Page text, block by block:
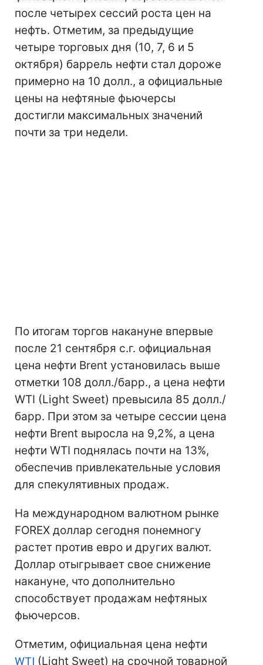
после четырех сессий роста цен на
нефть. Отметим, за предыдущие
четыре торговых дня (10, 7, 6 и 5
октября) баррель нефти стал дороже
примерно на 10 долл., а официальные
цены на нефтяные фьючерсы
достигли максимальных значений
почти за три недели.
По итогам торгов накануне впервые
после 21 сентября с.г. официальная
цена нефти Brent установилась выше
отметки 108 долл./барр., а цена нефти
WTI (Light Sweet) превысила 85 долл./
барр. При этом за четыре сессии цена
нефти Brent выросла на 9,2%, а цена
нефти WTI поднялась почти на 13%,
обеспечив привлекательные условия
для спекулятивных продаж.
На международном валютном рынке
FOREX доллар сегодня понемногу
растет против евро и других валют.
Доллар отыгрывает свое снижение
накануне, что дополнительно
способствует продажам нефтяных
фьючерсов.
Отметим, официальная цена нефти
WTI (Light Sweet) на срочной товарной